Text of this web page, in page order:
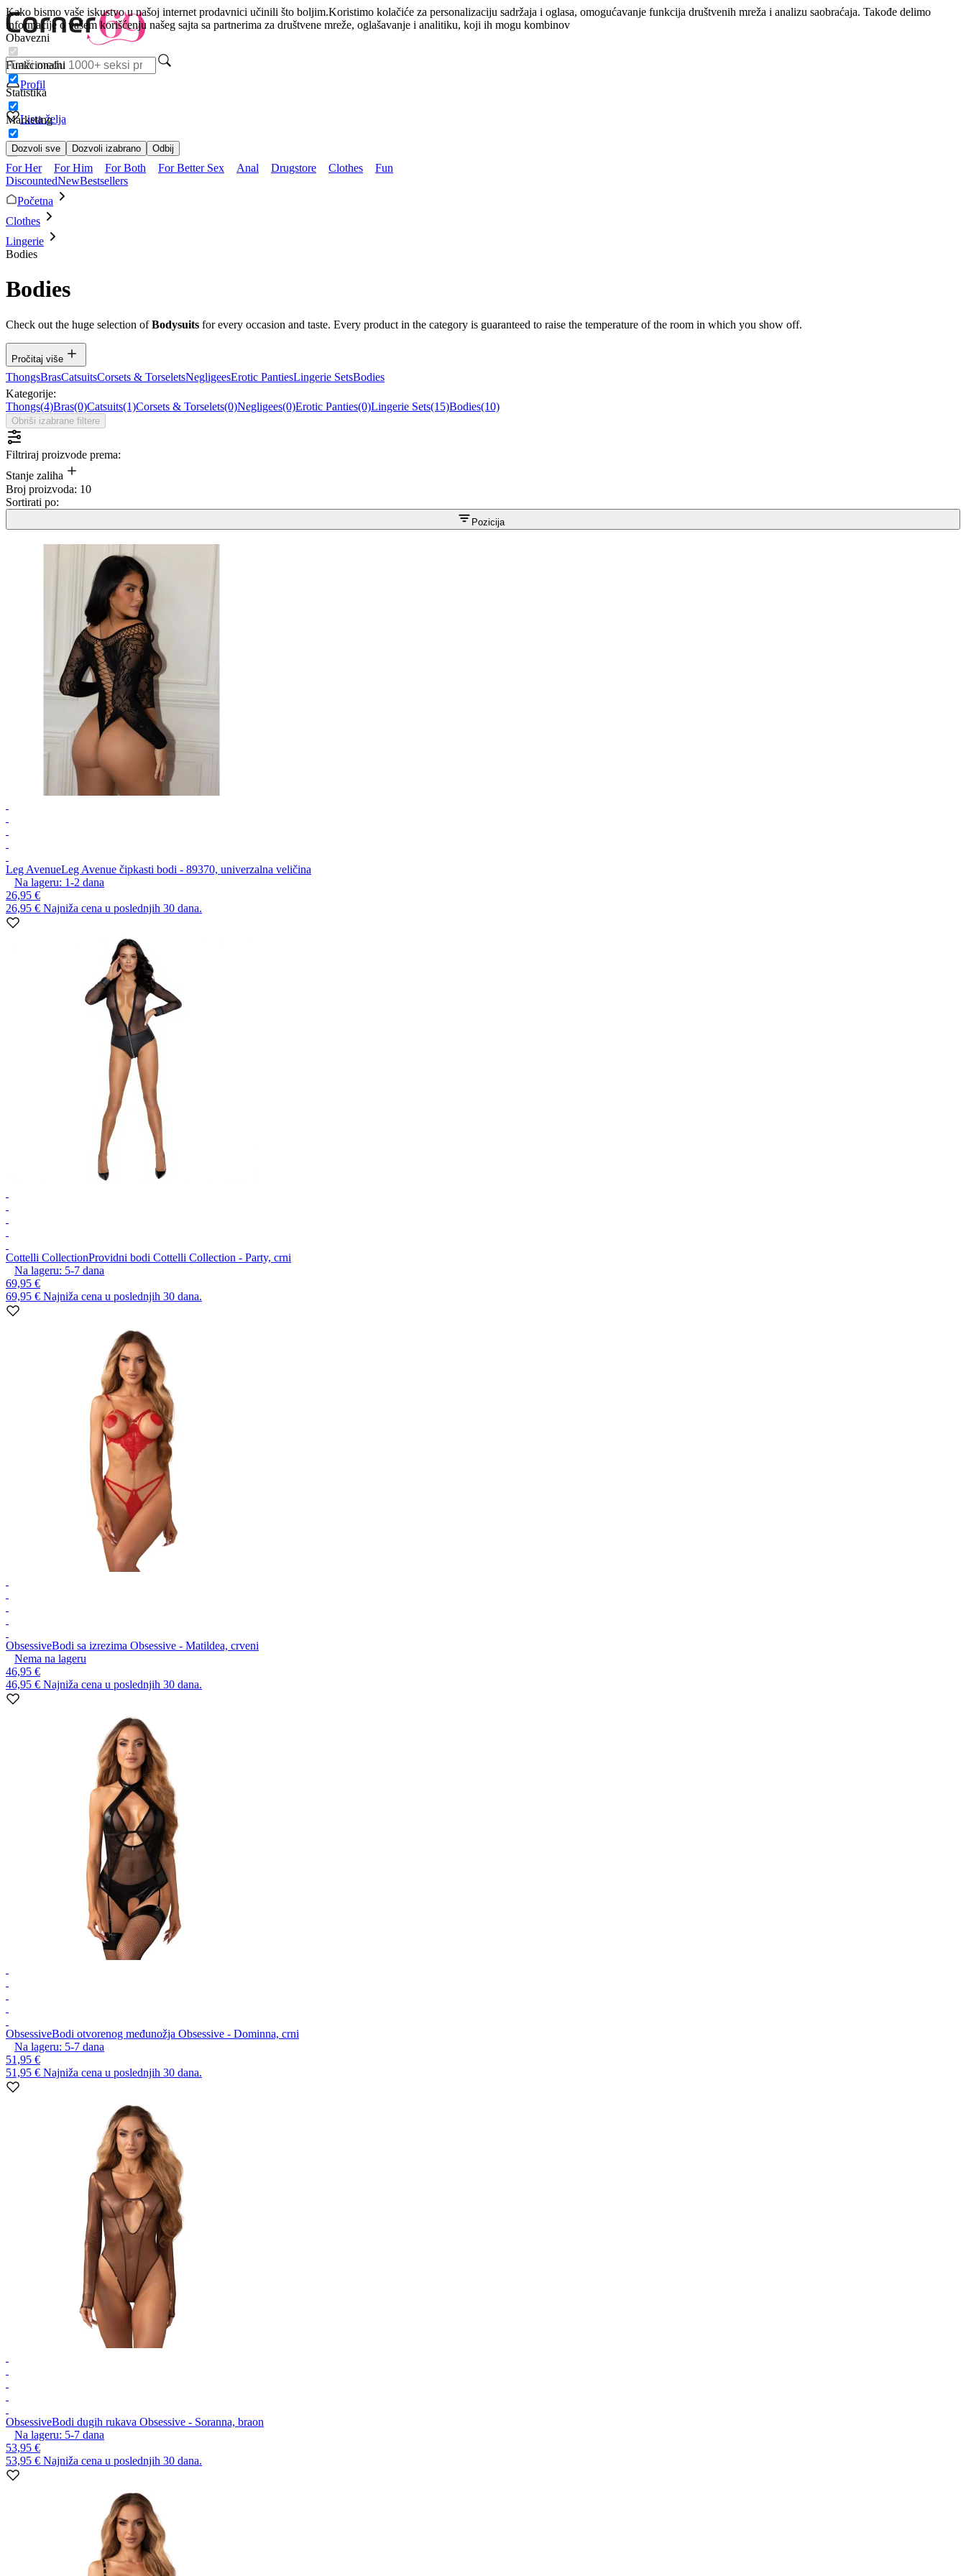
Kako bismo vaše iskustvo u našoj internet prodavnici učinili što boljim.Koristimo kolačiće za personalizaciju sadržaja i oglasa, omogućavanje funkcija društvenih mreža i analizu saobraćaja. Takođe delimo
informacije o vašem korišćenju našeg sajta sa partnerima za društvene mreže, oglašavanje i analitiku, koji ih mogu kombinov
Obavezni
Funkcionalni
Statistika
Marketing
Dozvoli sve Dozvoli izabrano Odbij
Profil
Lista želja
For Her For Him For Both For Better Sex Anal Drugstore Clothes
Fun
DiscountedNewBestsellers
Početna
Clothes
Lingerie
Bodies
Bodies
Check out the huge selection ofBodysuits for every occasion and taste. Every product in the category is guaranteed to raise the temperature of the room in which you show off.
Pročitaj više
ThongsBrasCatsuitsCorsets & TorseletsNegligeesErotic PantiesLingerie SetsBodies
Kategorije:
Thongs(4)Bras(0)Catsuits(1)Corsets & Torselets(0)Negligees(0)Erotic Panties(0)Lingerie Sets(15)Bodies(10)
Obriši izabrane filtere
Filtriraj proizvode prema:
Stanje zaliha
Broj proizvoda: 10
Sortirati po:
Pozicija
Leg AvenueLeg Avenue čipkasti bodi - 89370, univerzalna veličina
Na lageru: 1-2 dana
26,95 €
26,95 € Najniža cena u poslednjih 30 dana.
Cottelli CollectionProvidni bodi Cottelli Collection - Party, crni
Na lageru: 5-7 dana
69,95 €
69,95 € Najniža cena u poslednjih 30 dana.
ObsessiveBodi sa izrezima Obsessive - Matildea, crveni
Nema na lageru
46,95 €
46,95 € Najniža cena u poslednjih 30 dana.
ObsessiveBodi otvorenog međunožja Obsessive - Dominna, crni
Na lageru: 5-7 dana
51,95 €
51,95 € Najniža cena u poslednjih 30 dana.
ObsessiveBodi dugih rukava Obsessive - Soranna, braon
Na lageru: 5-7 dana
53,95 €
53,95 € Najniža cena u poslednjih 30 dana.